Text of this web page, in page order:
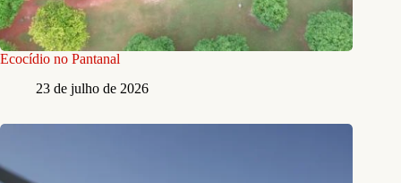
Ecocídio no Pantanal
23 de julho de 2026